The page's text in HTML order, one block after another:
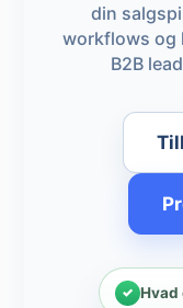
din
workflows og
B2B
Hvad